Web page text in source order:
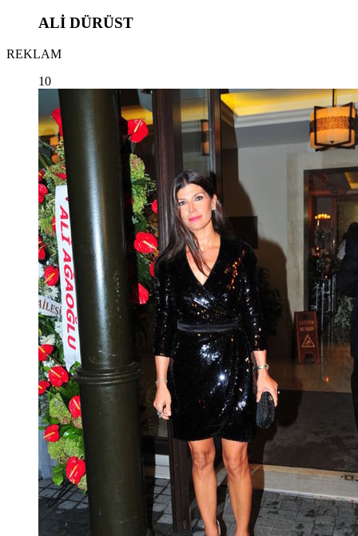
ALİ DÜRÜST
REKLAM
10